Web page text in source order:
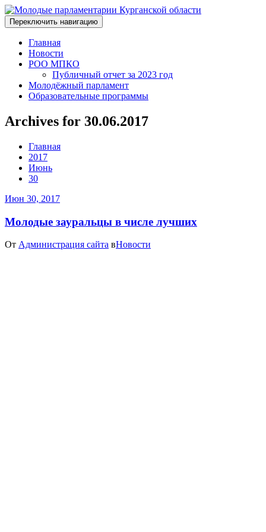
Переключить навигацию
Главная
Новости
РОО МПКО
Публичный отчет за 2023 год
Молодёжный парламент
Образовательные программы
Archives for 30.06.2017
Главная
2017
Июнь
30
Июн 30, 2017
Молодые зауральцы в числе лучших
От Администрация сайта вНовости